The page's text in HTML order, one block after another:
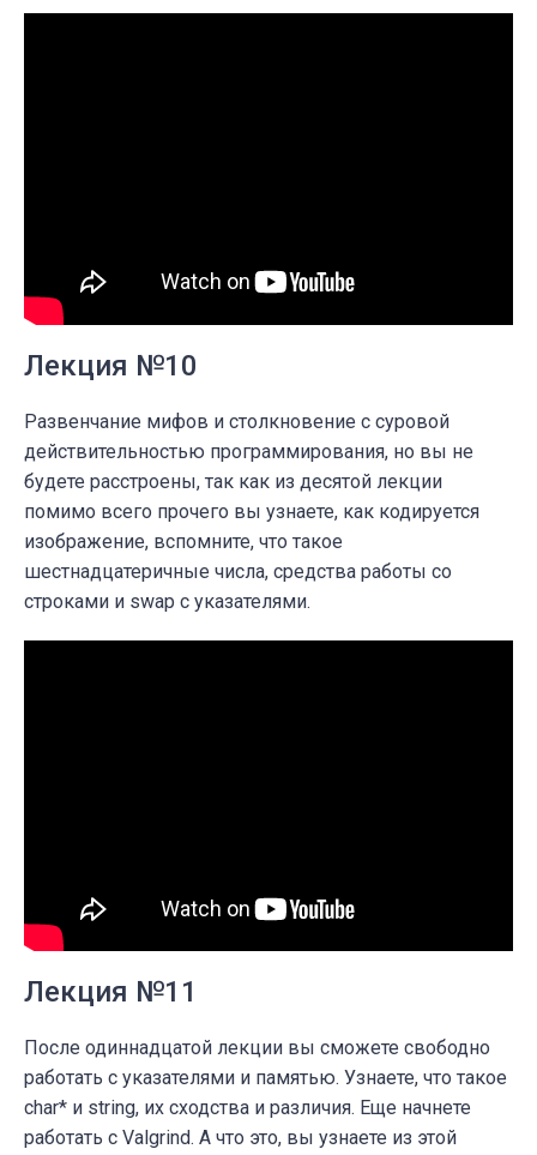
Лекция №10
Развенчание мифов и столкновение с суровой
действительностью программирования, но вы не
будете расстроены, так как из десятой лекции
помимо всего прочего вы узнаете, как кодируется
изображение, вспомните, что такое
шестнадцатеричные числа, средства работы со
строками и swap с указателями.
Лекция №11
После одиннадцатой лекции вы сможете свободно
работать с указателями и памятью. Узнаете, что такое
char* и string, их сходства и различия. Еще начнете
работать с Valgrind. А что это, вы узнаете из этой